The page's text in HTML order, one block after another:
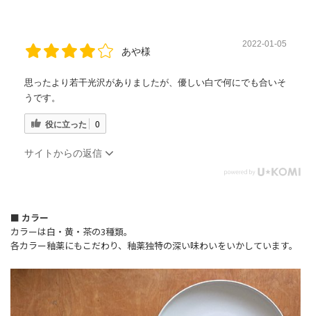
あや様
2022-01-05
思ったより若干光沢がありましたが、優しい白で何にでも合いそ
うです。
役に立った 0
サイトからの返信
■ カラー
カラーは白・黄・茶の3種類。
各カラー釉薬にもこだわり、釉薬独特の深い味わいをいかしています。